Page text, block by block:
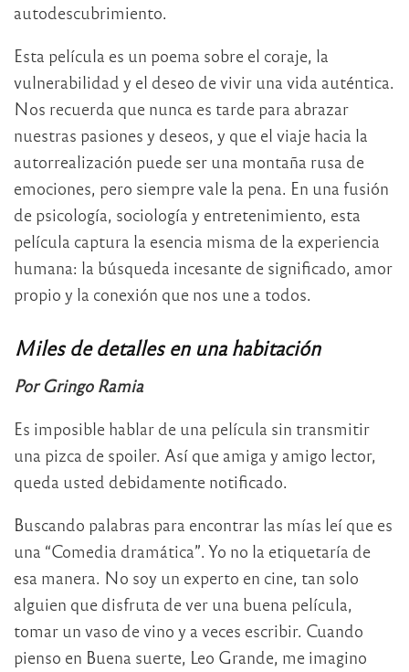
autodescubrimiento.
Esta película es un poema sobre el coraje, la
vulnerabilidad y el deseo de vivir una vida auténtica.
Nos recuerda que nunca es tarde para abrazar
nuestras pasiones y deseos, y que el viaje hacia la
autorrealización puede ser una montaña rusa de
emociones, pero siempre vale la pena. En una fusión
de psicología, sociología y entretenimiento, esta
película captura la esencia misma de la experiencia
humana: la búsqueda incesante de significado, amor
propio y la conexión que nos une a todos.
Miles de detalles en una habitación
Por Gringo Ramia
Es imposible hablar de una película sin transmitir
una pizca de spoiler. Así que amiga y amigo lector,
queda usted debidamente notificado.
Buscando palabras para encontrar las mías leí que es
una “Comedia dramática”. Yo no la etiquetaría de
esa manera. No soy un experto en cine, tan solo
alguien que disfruta de ver una buena película,
tomar un vaso de vino y a veces escribir. Cuando
pienso en Buena suerte, Leo Grande, me imagino